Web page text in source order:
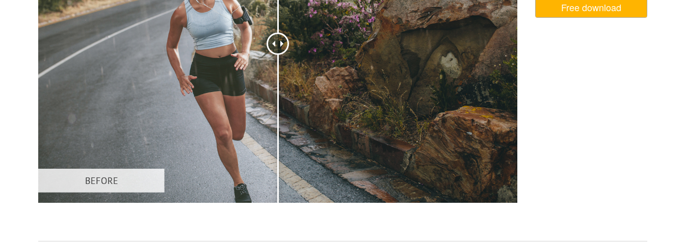
Сервіс ретуші товарів Редагування фото
ювелірних виробів
Дані для навчання ШІ Video Editing Services Free download